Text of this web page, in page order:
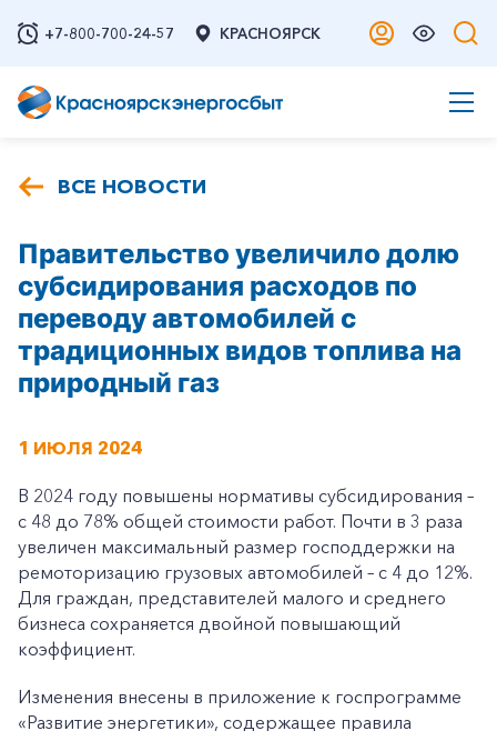
+7-800-700-24-57 КРАСНОЯРСК
ВСЕ НОВОСТИ
Правительство увеличило долю
субсидирования расходов по
переводу автомобилей с
традиционных видов топлива на
природный газ
1 ИЮЛЯ 2024
В 2024 году повышены нормативы субсидирования –
с 48 до 78% общей стоимости работ. Почти в 3 раза
увеличен максимальный размер господдержки на
ремоторизацию грузовых автомобилей – с 4 до 12%.
Для граждан, представителей малого и среднего
бизнеса сохраняется двойной повышающий
коэффициент.
Изменения внесены в приложение к госпрограмме
«Развитие энергетики», содержащее правила